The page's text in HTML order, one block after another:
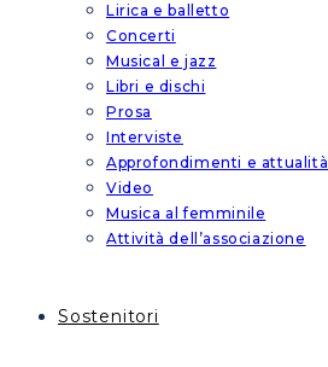
Lirica e balletto
Concerti
Musical e jazz
Libri e dischi
Prosa
Interviste
Approfondimenti e attualità
Video
Musica al femminile
Attività dell’associazione
Sostenitori